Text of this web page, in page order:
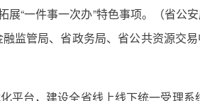
“一件事一次办”特色事项。（省公
监管局、省政务局、省公共资源交
平台，建设全省线上线下统一受理